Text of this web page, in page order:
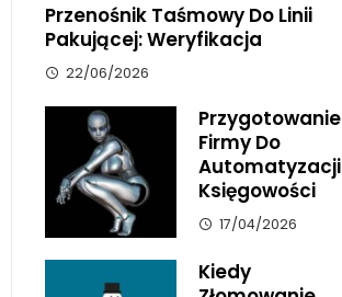
Przenośnik Taśmowy Do Linii
Pakującej: Weryfikacja
22/06/2026
Przygotowanie
Firmy Do
Automatyzacji
Księgowości
17/04/2026
Kiedy